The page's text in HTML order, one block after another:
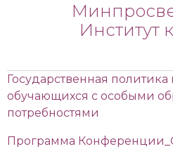
Институт
Государственная
обучающихся с особыми
потребностями
Программа